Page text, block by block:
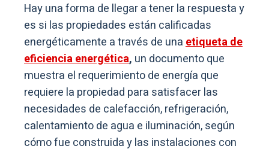
Hay una forma de llegar a tener la respuesta y
es si las propiedades están calificadas
energéticamente a través de unaetiqueta de
eficiencia energética, un documento que
muestra el requerimiento de energía que
requiere la propiedad para satisfacer las
necesidades de calefacción, refrigeración,
calentamiento de agua e iluminación, según
cómo fue construida y las instalaciones con